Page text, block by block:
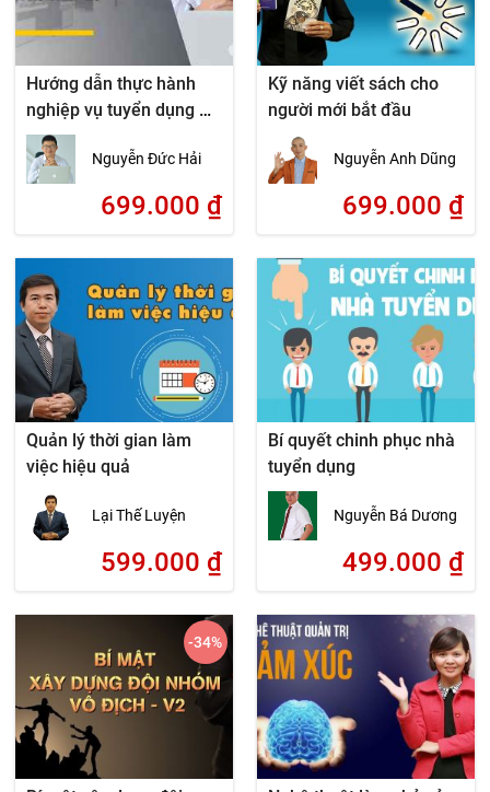
Hướng dẫn thực hành
nghiệp vụ tuyển dụng –
X-Hunter 4.0
Nguyễn Đức Hải
699.000 ₫
Kỹ năng viết sách cho
người mới bắt đầu
Nguyễn Anh Dũng
699.000 ₫
Quản lý thời gian làm
việc hiệu quả
Lại Thế Luyện
599.000 ₫
Bí quyết chinh phục nhà
tuyển dụng
Nguyễn Bá Dương
499.000 ₫
-34%